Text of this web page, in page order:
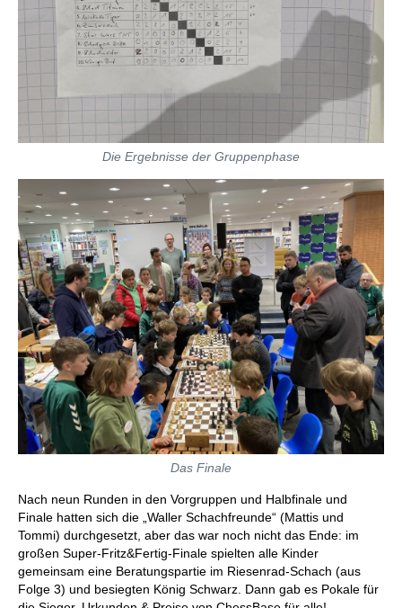
Die Ergebnisse der Gruppenphase
Das Finale
Nach neun Runden in den Vorgruppen und Halbfinale und
Finale hatten sich die „Waller Schachfreunde“ (Mattis und
Tommi) durchgesetzt, aber das war noch nicht das Ende: im
großen Super-Fritz&Fertig-Finale spielten alle Kinder
gemeinsam eine Beratungspartie im Riesenrad-Schach (aus
Folge 3) und besiegten König Schwarz. Dann gab es Pokale für